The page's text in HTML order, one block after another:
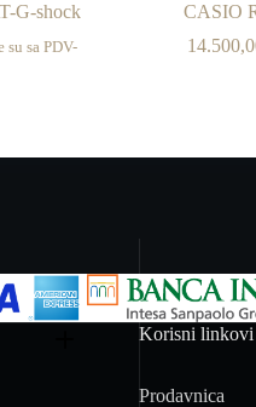
G-shock
su sa PDV-
CASIO
Korisni linkovi
Prodavnica